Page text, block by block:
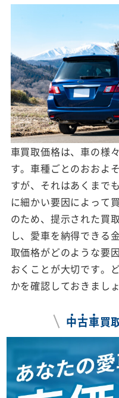
車買取価格は、車の様
す。車種ごとのおおよ
すが、それはあくまで
に細かい要因によって
のため、提示された買
し、愛車を納得できる
取価格がどのような要
おくことが大切です。
かを確認しておきましょ
中古車買